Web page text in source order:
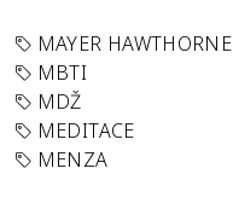
MAYER HAWTHORNE
MBTI
MDŽ
MEDITACE
MENZA